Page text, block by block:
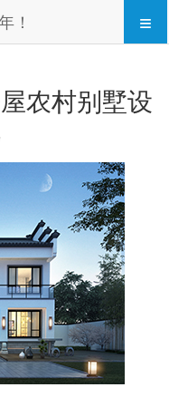
！ ≡
农村别墅设